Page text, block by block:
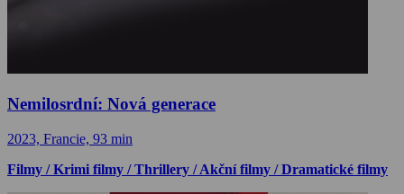
Nemilosrdní: Nová generace
2023, Francie, 93 min
Filmy / Krimi filmy / Thrillery / Akční filmy / Dramatické filmy